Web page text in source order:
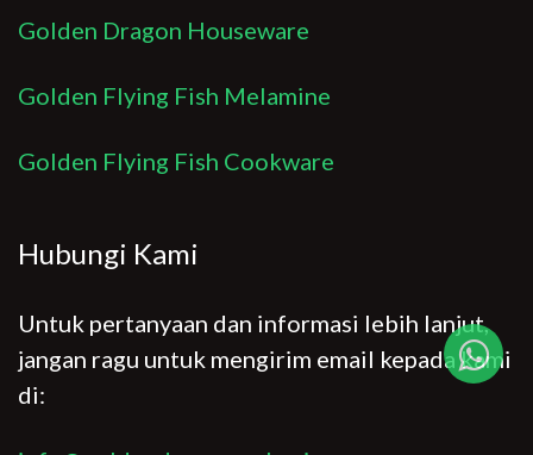
Golden Dragon Houseware
Golden Flying Fish Melamine
Golden Flying Fish Cookware
Hubungi Kami
Untuk pertanyaan dan informasi lebih lanjut,
jangan ragu untuk mengirim email kepada kami
di: